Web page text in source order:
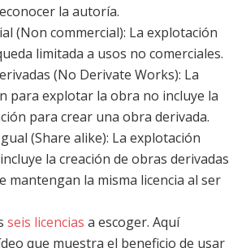
la autoría.
(Non commercial): La explotación
limitada a usos no comerciales.
(No Derivate Works): La
para explotar la obra no incluye la
para crear una obra derivada.
(Share alike): La explotación
la creación de obras derivadas
mantengan la misma licencia al ser
seis licencias a escoger. Aquí
que muestra el beneficio de usar